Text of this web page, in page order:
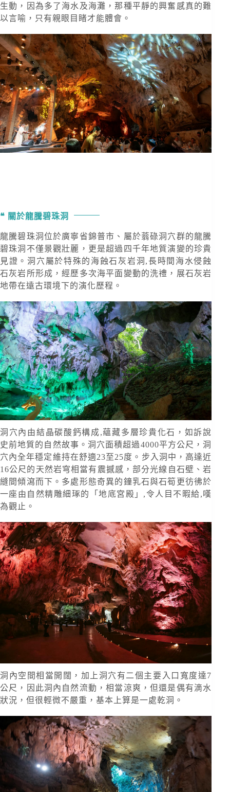
生動，因為多了海水及海灘，那種平靜的興奮感真的難
以言喻，只有親眼目睹才能體會。
關於龍騰碧珠洞
龍騰碧珠洞位於廣寧省錦普市、屬於蓊碌洞穴群的龍騰
碧珠洞不僅景觀壯麗，更是超過四千年地質演變的珍貴
見證。洞穴屬於特殊的海蝕石灰岩洞,長時間海水侵蝕
石灰岩所形成，經歷多次海平面變動的洗禮，展石灰岩
地帶在遠古環境下的演化歷程。
洞穴內由結晶碳酸鈣構成,蘊藏多層珍貴化石，如訴說
史前地質的自然故事。洞穴面積超過4000平方公尺，洞
穴內全年穩定維持在舒適23至25度。步入洞中，高達近
16公尺的天然岩穹相當有震撼感，部分光線自石壁、岩
縫間傾瀉而下。多處形態奇異的鐘乳石與石筍更彷彿於
一座由自然精雕細琢的「地底宮殿」,令人目不暇給,嘆
為觀止。
洞內空間相當開闊，加上洞穴有二個主要入口寬度達7
公尺，因此洞內自然流動，相當涼爽，但還是偶有滴水
狀況，但很輕微不嚴重，基本上算是一處乾洞。